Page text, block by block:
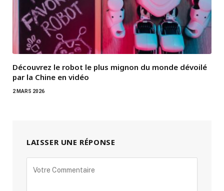
Découvrez le robot le plus mignon du monde dévoilé
par la Chine en vidéo
2 MARS 2026
LAISSER UNE RÉPONSE